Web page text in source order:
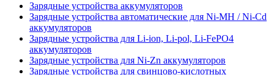
Зарядные устройства аккумуляторов
Зарядные устройства автоматические для Ni-MH / Ni-Cd
аккумуляторов
Зарядные устройства для Li-ion, Li-pol, Li-FePO4
аккумуляторов
Зарядные устройства для Ni-Zn аккумуляторов
Зарядные устройства для свинцово-кислотных